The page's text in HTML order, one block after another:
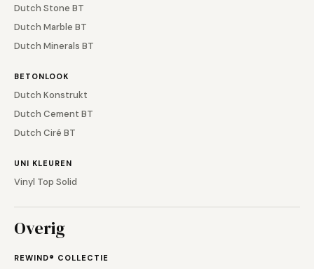
Dutch Stone BT
Dutch Marble BT
Dutch Minerals BT
BETONLOOK
Dutch Konstrukt
Dutch Cement BT
Dutch Ciré BT
UNI KLEUREN
Vinyl Top Solid
Overig
REWIND® COLLECTIE